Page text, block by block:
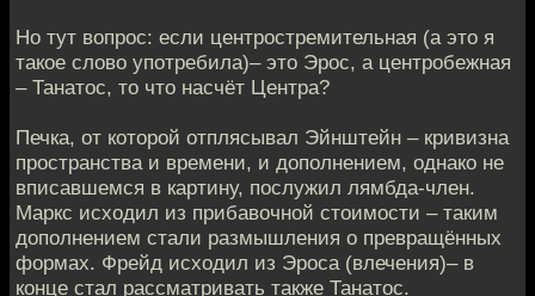
Но тут вопрос: если центростремительная (а это я
такое слово употребила)– это Эрос, а центробежная
– Танатос, то что насчёт Центра?
Печка, от которой отплясывал Эйнштейн – кривизна
пространства и времени, и дополнением, однако не
вписавшемся в картину, послужил лямбда-член.
Маркс исходил из прибавочной стоимости – таким
дополнением стали размышления о превращённых
формах. Фрейд исходил из Эроса (влечения)– в
конце стал рассматривать также Танатос.